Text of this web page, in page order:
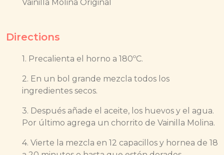
Vainilla Molina Original
Directions
1. Precalienta el horno a 180ºC.
2. En un bol grande mezcla todos los
ingredientes secos.
3. Después añade el aceite, los huevos y el agua.
Por último agrega un chorrito de Vainilla Molina.
4. Vierte la mezcla en 12 capacillos y hornea de 18